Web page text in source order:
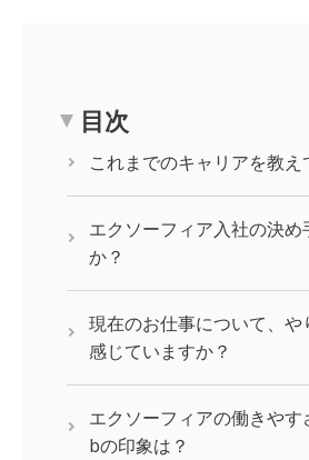
目次
これまでのキャリアを教え
エクソーフィア入社の決め
か？
現在のお仕事について、や
感じていますか？
エクソーフィアの働きや
bの印象は？